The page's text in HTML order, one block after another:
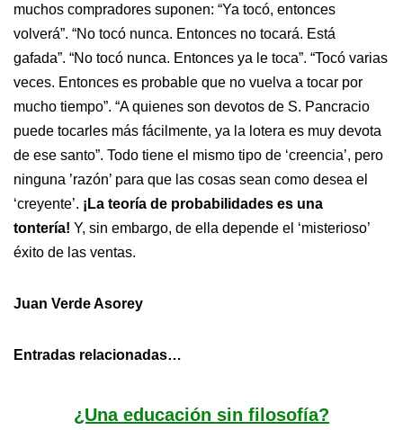
muchos compradores suponen: “Ya tocó, entonces
volverá”. “No tocó nunca. Entonces no tocará. Está
gafada”. “No tocó nunca. Entonces ya le toca”. “Tocó varias
veces. Entonces es probable que no vuelva a tocar por
mucho tiempo”. “A quienes son devotos de S. Pancracio
puede tocarles más fácilmente, ya la lotera es muy devota
de ese santo”. Todo tiene el mismo tipo de ‘creencia’, pero
ninguna ’razón’ para que las cosas sean como desea el
‘creyente’. ¡La teoría de probabilidades es una
tontería! Y, sin embargo, de ella depende el ‘misterioso’
éxito de las ventas.
Juan Verde Asorey
Entradas relacionadas…
¿Una educación sin filosofía?